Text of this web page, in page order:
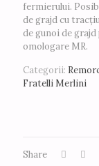
fermierului.
de grajd cu
de gunoi de
omologare MR.
Categorii:
Fratelli Merlini
Share